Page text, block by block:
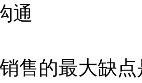
息沟
选择
销售的最大缺